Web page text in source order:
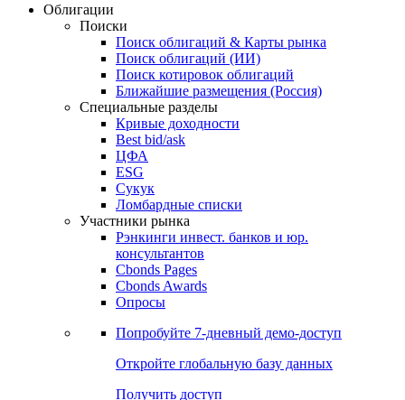
Облигации
Поиски
Поиск облигаций & Карты рынка
Поиск облигаций (ИИ)
Поиск котировок облигаций
Ближайшие размещения (Россия)
Специальные разделы
Кривые доходности
Best bid/ask
ЦФА
ESG
Сукук
Ломбардные списки
Участники рынка
Рэнкинги инвест. банков и юр.
консультантов
Cbonds Pages
Cbonds Awards
Опросы
Попробуйте 7-дневный демо-доступ
Откройте глобальную базу данных
Получить доступ